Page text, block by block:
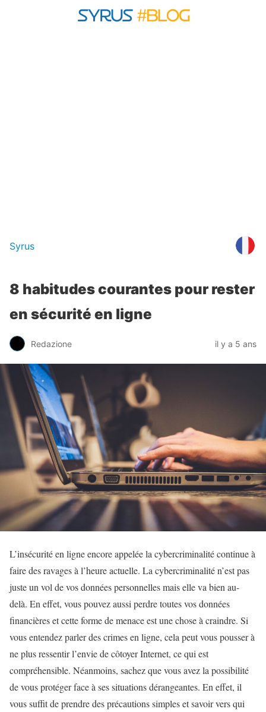
Syrus
8 habitudes courantes pour rester
en sécurité en ligne
Redazione il y a 5 ans
L’insécurité en ligne encore appelée la cybercriminalité continue à
faire des ravages à l’heure actuelle. La cybercriminalité n’est pas
juste un vol de vos données personnelles mais elle va bien au-
delà. En effet, vous pouvez aussi perdre toutes vos données
financières et cette forme de menace est une chose à craindre. Si
vous entendez parler des crimes en ligne, cela peut vous pousser à
ne plus ressentir l’envie de côtoyer Internet, ce qui est
compréhensible. Néanmoins, sachez que vous avez la possibilité
de vous protéger face à ses situations dérangeantes. En effet, il
vous suffit de prendre des précautions simples et savoir vers qui